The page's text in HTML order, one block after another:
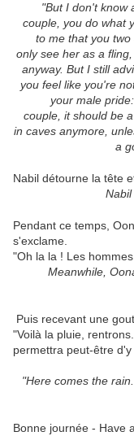
"But I don't know
couple, you do what
to me that you
only see her as a
anyway. But I still
you feel like you're
your male
couple, it should be
in caves anymore,
a
Nabil détourne la tête
Pendant ce temps,
s'exclame.
"Oh la la ! Les
Meanwhile,
Puis recevant une
"Voilà la pluie,
permettra peut-être d'y
"Here comes the
Bonne journée - Have